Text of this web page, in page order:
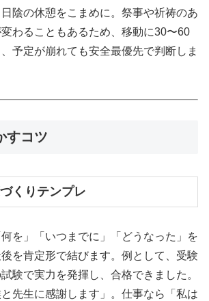
陰の休憩をこまめに。祭事や祈祷のあ
わることもあるため、移動に30〜60
予定が崩れても安全最優先で判断しま
すコツ
くりテンプレ
を」「いつまでに」「どうなった」を
を肯定形で結びます。例として、受験
験で実力を発揮し、合格できました。
先生に感謝します」。仕事なら「私は